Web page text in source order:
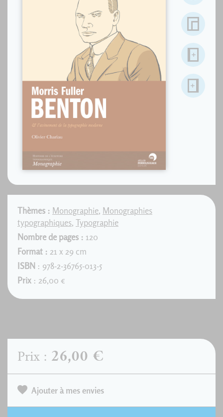
Thèmes : Monographie, Monographies
typographiques, Typographie
Nombre de pages : 120
Format : 21 x 29 cm
ISBN : 978-2-36765-013-5
Prix : 26,00 €
Prix : 26,00 €
Ajouter à mes envies